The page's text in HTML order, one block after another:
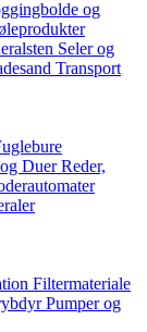
og
Seler og
Transport
Duer Reder,
Filtermateriale
Pumper og